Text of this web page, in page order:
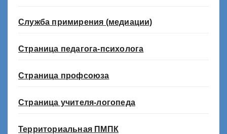
Служба примирения (медиации)
Страница педагога-психолога
Страница профсоюза
Страница учителя-логопеда
Территориальная ПМПК